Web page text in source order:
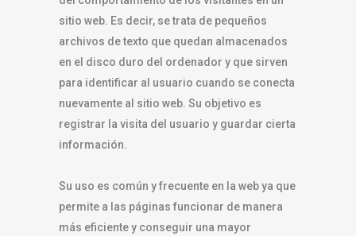
sitio web. Es decir, se trata de pequeños
archivos de texto que quedan almacenados
en el disco duro del ordenador y que sirven
para identificar al usuario cuando se conecta
nuevamente al sitio web. Su objetivo es
registrar la visita del usuario y guardar cierta
información.
Su uso es común y frecuente en la web ya que
permite a las páginas funcionar de manera
más eficiente y conseguir una mayor